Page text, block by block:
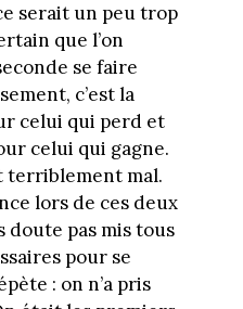
serait un peu trop
que l’on
se faire
c’est la
celui qui perd et
celui qui gagne.
terriblement mal.
lors de ces deux
doute pas mis tous
pour se
: on n’a pris